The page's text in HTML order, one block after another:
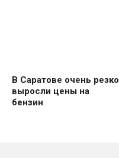
В Саратове очень резко
выросли цены на
бензин